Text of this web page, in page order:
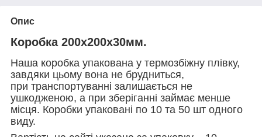
Опис
Коробка 200х200х30мм.
Наша коробка упакована у термозбіжну плівку,
завдяки цьому вона не брудниться,
при транспортуванні залишається не
ушкодженою, а при зберіганні займає менше
місця. Коробки упаковані по 10 та 50 шт одного
виду.